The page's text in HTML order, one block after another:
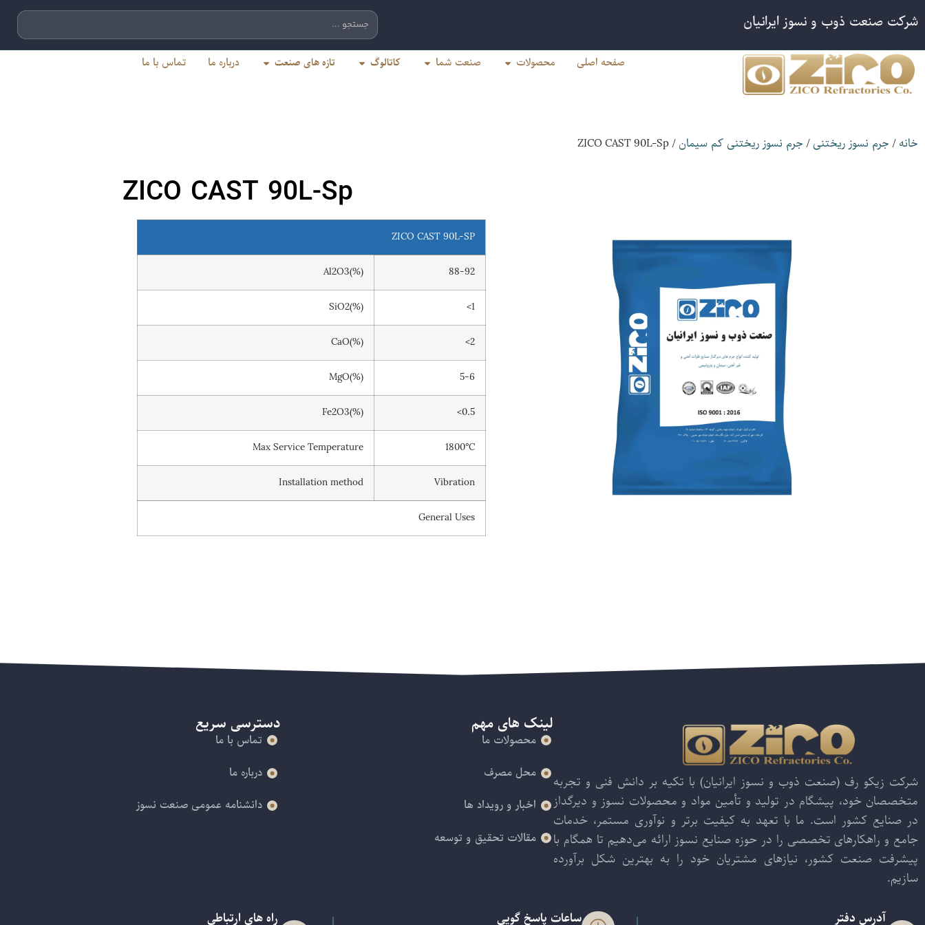
شرکت صنعت ذوب و نسوز ایرانیان
صفحه اصلی محصولات صنعت شما کاتالوگ تازه های صنعت درباره ما تماس با ما
خانه / جرم نسوز ریختنی / جرم نسوز ریختنی کم سیمان / ZICO CAST 90L-Sp
ZICO CAST 90L-Sp
ZICO CAST 90L-SP
Al2O3(%) 88-92
SiO2(%) <1
CaO(%) <2
MgO(%) 5-6
Fe2O3(%) <0.5
Max Service Temperature 1800°C
Installation method Vibration
General Uses
شرکت زیکو رف (صنعت ذوب و نسوز ایرانیان) با تکیه بر دانش فنی و تجربه
متخصصان خود، پیشگام در تولید و تأمین مواد و محصولات نسوز و دیرگداز
در صنایع کشور است. ما با تعهد به کیفیت برتر و نوآوری مستمر، خدمات
جامع و راهکارهای تخصصی را در حوزه صنایع نسوز ارائه می‌دهیم تا همگام با
پیشرفت صنعت کشور، نیازهای مشتریان خود را به بهترین شکل برآورده
سازیم.
لینک های مهم
محصولات ما
محل مصرف
اخبار و رویداد ها
مقالات تحقیق و توسعه
دسترسی سریع
تماس با ما
درباره ما
دانشنامه عمومی صنعت نسوز
آدرس دفتر ساعات پاسخ گویی راه های ارتباطی